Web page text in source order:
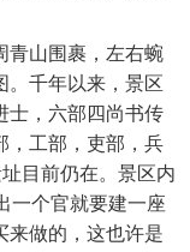
山围裹，左右蜿
。千年以来，景区
士，六部四尚书传
，工部，吏部，兵
目前仍在。景区内
一个官就要建一座
来做的，这也许是